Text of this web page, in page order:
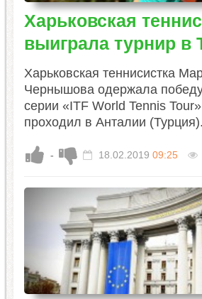
Харьковская
выиграла турнир в
Харьковская теннисистка
Чернышова одержала
серии «ITF World Tennis
проходил в Анталии (Турция).
- 18.02.2019 09:25